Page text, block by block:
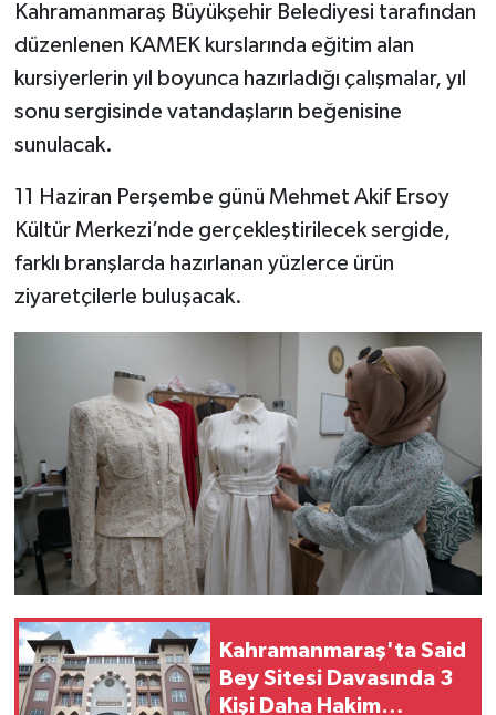
Kahramanmaraş Büyükşehir Belediyesi tarafından
düzenlenen KAMEK kurslarında eğitim alan
kursiyerlerin yıl boyunca hazırladığı çalışmalar, yıl
sonu sergisinde vatandaşların beğenisine
sunulacak.
11 Haziran Perşembe günü Mehmet Akif Ersoy
Kültür Merkezi’nde gerçekleştirilecek sergide,
farklı branşlarda hazırlanan yüzlerce ürün
ziyaretçilerle buluşacak.
Kahramanmaraş'ta Said
Bey Sitesi Davasında 3
Kişi Daha Hakim
YEREL YÖNETİM
MEDYA
ÜÇÜNCÜ SAYFA
Yemek
SİVİL TOPLUM
SEÇİM 2014
KİM KİMDİR
ÇEK GÖNDER
KİTAP
HEDEF2020